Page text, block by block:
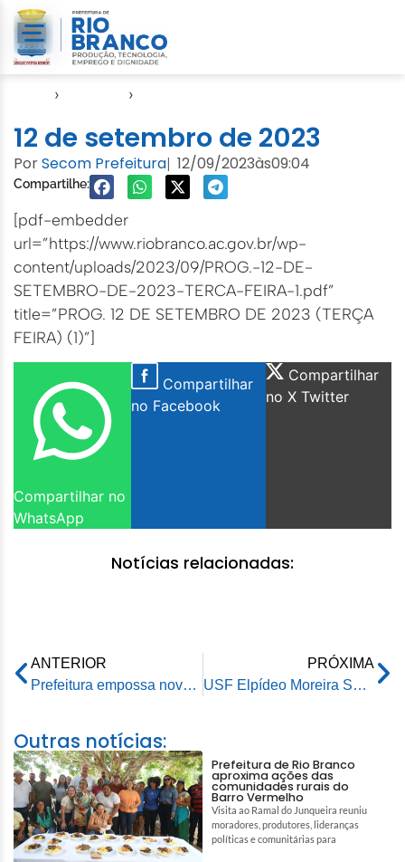
› ›
12 de setembro de 2023
PorSecom Prefeitura| 12/09/2023às09:04
Compartilhe:
[pdf-embedder
url=”https://www.riobranco.ac.gov.br/wp-
content/uploads/2023/09/PROG.-12-DE-
SETEMBRO-DE-2023-TERCA-FEIRA-1.pdf”
title=”PROG. 12 DE SETEMBRO DE 2023 (TERÇA
FEIRA) (1)”]
Compartilhar no
WhatsApp
Compartilhar
no Facebook
Compartilhar
no X Twitter
Notícias relacionadas:
ANTERIOR
Prefeitura empossa nova diretoria do Conselho Municipal dos Direitos da Pessoa Idosa
PRÓXIMA
USF Elpídeo Moreira Souza fechada
Outras notícias:
Prefeitura de Rio Branco
aproxima ações das
comunidades rurais do
Barro Vermelho
Visita ao Ramal do Junqueira reuniu
moradores, produtores, lideranças
políticas e comunitárias para